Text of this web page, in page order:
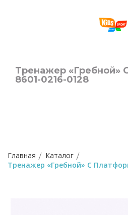
Тренажер «Гребной»
8601-0216-0128
Главная
Каталог
Тренажер «Гребной» С